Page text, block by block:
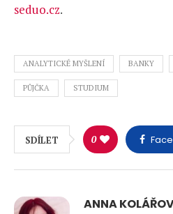
seduo.cz.
ANALYTICKÉ MYŠLENÍ BANKY
PŮJČKA STUDIUM
SDÍLET 0
ANNA